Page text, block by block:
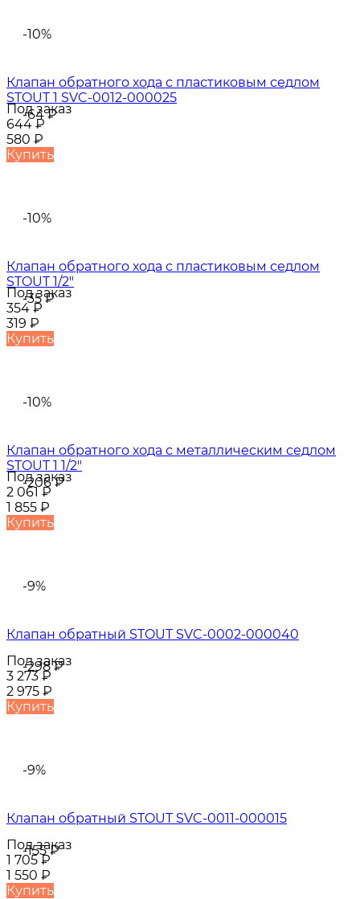
-10%
-64₽
Клапан обратного хода с пластиковым седлом
STOUT 1 SVC-0012-000025
Под заказ
644₽
580 ₽
Купить
-10%
-35₽
Клапан обратного хода с пластиковым седлом
STOUT 1/2"
Под заказ
354₽
319 ₽
Купить
-10%
-206₽
Клапан обратного хода с металлическим седлом
STOUT 1 1/2"
Под заказ
2 061₽
1 855 ₽
Купить
-9%
-298₽
Клапан обратный STOUT SVC-0002-000040
Под заказ
3 273₽
2 975 ₽
Купить
-9%
-155₽
Клапан обратный STOUT SVC-0011-000015
Под заказ
1 705₽
1 550 ₽
Купить